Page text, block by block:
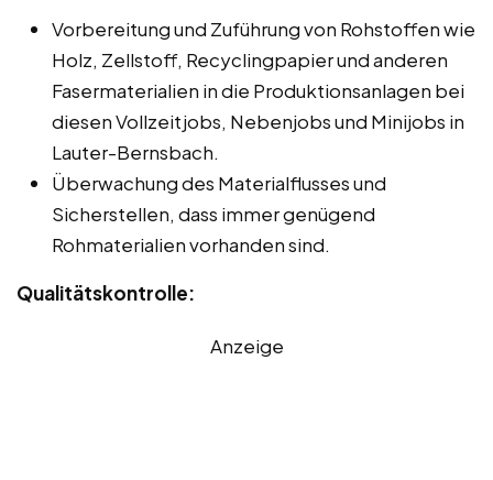
Vorbereitung und Zuführung von Rohstoffen wie
Holz, Zellstoff, Recyclingpapier und anderen
Fasermaterialien in die Produktionsanlagen bei
diesen Vollzeitjobs, Nebenjobs und Minijobs in
Lauter-Bernsbach.
Überwachung des Materialflusses und
Sicherstellen, dass immer genügend
Rohmaterialien vorhanden sind.
Qualitätskontrolle:
Anzeige